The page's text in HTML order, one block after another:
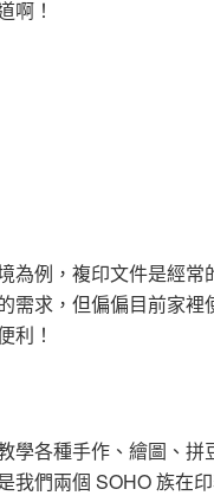
啊！
為例，複印文件是經
需求，但偏偏目前家
利！
學各種手作、繪圖、
我們兩個 SOHO 族在